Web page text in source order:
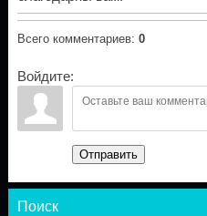
Всего комментариев: 0
Войдите:
Отправить
Поиск